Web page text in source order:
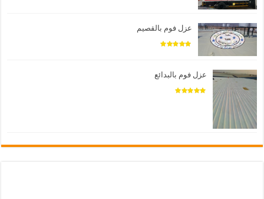
عزل فوم بالقصيم
عزل فوم بالبدائع